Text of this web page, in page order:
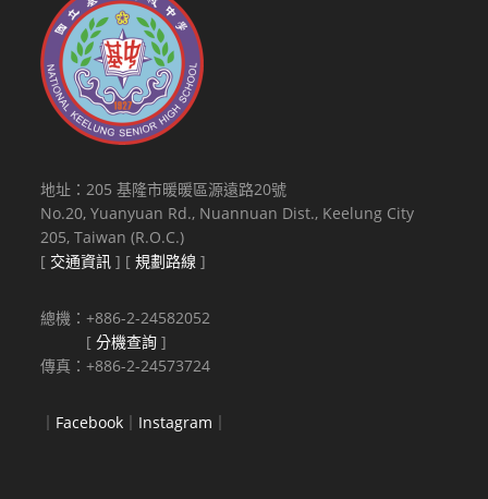
地址：205 基隆市暖暖區源遠路20號
No.20, Yuanyuan Rd., Nuannuan Dist., Keelung City
205, Taiwan (R.O.C.)
[ 交通資訊 ] [規劃路線 ]
總機：+886-2-24582052
[分機查詢 ]
傳真：+886-2-24573724
｜ Facebook ｜ Instagram ｜